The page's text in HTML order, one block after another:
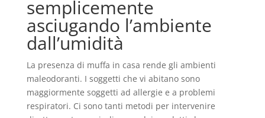
semplicemente
asciugando l’ambiente
dall’umidità
La presenza di muffa in casa rende gli ambienti
maleodoranti. I soggetti che vi abitano sono
maggiormente soggetti ad allergie e a problemi
respiratori. Ci sono tanti metodi per intervenire